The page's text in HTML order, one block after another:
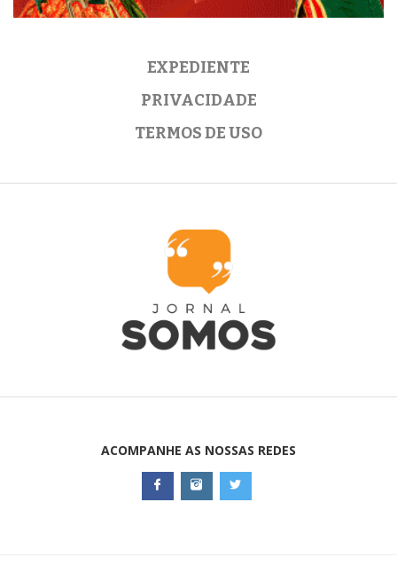
EXPEDIENTE
PRIVACIDADE
TERMOS DE USO
ACOMPANHE AS NOSSAS REDES